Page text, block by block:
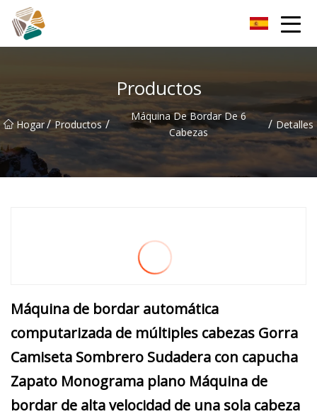
Productos
Hogar/ Productos /
Máquina De Bordar De 6
Cabezas
/ Detalles
Máquina de bordar automática
computarizada de múltiples cabezas Gorra
Camiseta Sombrero Sudadera con capucha
Zapato Monograma plano Máquina de
bordar de alta velocidad de una sola cabeza